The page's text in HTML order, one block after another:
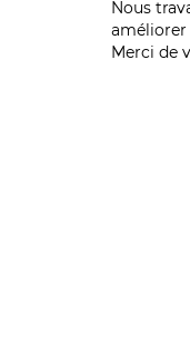
Nous
Merci de